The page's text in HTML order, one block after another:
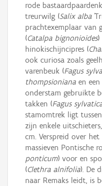
rode
treurwilg (Salix alba
prachtexemplaar van
(Catalpa bignonioides)
hinokischijncipres (
ook curiosa zoals
varenbeuk (Fagus
thompsioniana en
onderstam gebruikte
takken (Fagus
stamomtrek ligt
zijn enkele
cm. Verspreid over
massieven Pontische
ponticum) voor en
(Clethra alnifolia). De
naar Remaks leidt, is